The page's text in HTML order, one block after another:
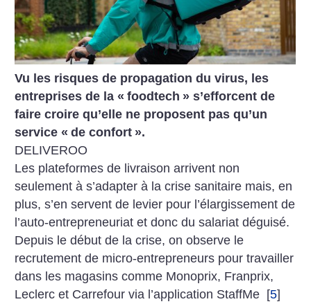
Vu les risques de propagation du virus, les
entreprises de la « foodtech » s’efforcent de
faire croire qu’elle ne proposent pas qu’un
service « de confort ».
DELIVEROO
Les plateformes de livraison arrivent non
seulement à s’adapter à la crise sanitaire mais, en
plus, s’en servent de levier pour l’élargissement de
l’auto-entrepreneuriat et donc du salariat déguisé.
Depuis le début de la crise, on observe le
recrutement de micro-entrepreneurs pour travailler
dans les magasins comme Monoprix, Franprix,
Leclerc et Carrefour via l’application StaffMe [5]